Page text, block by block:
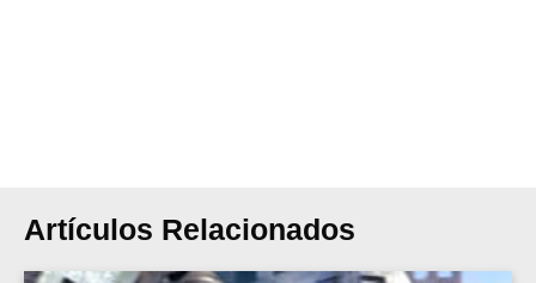
Artículos Relacionados